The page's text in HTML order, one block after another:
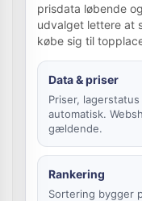
prisdata løbende
udvalget lettere at
købe sig til
Data & priser
Priser,
automatisk.
gældende.
Rankering
Sortering bygger